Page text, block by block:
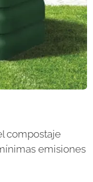
compostaje
emisiones